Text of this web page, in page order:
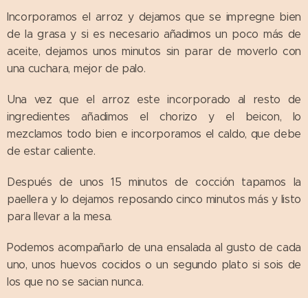
Incorporamos el arroz y dejamos que se impregne bien
de la grasa y si es necesario añadimos un poco más de
aceite, dejamos unos minutos sin parar de moverlo con
una cuchara, mejor de palo.
Una vez que el arroz este incorporado al resto de
ingredientes añadimos el chorizo y el beicon, lo
mezclamos todo bien e incorporamos el caldo, que debe
de estar caliente.
Después de unos 15 minutos de cocción tapamos la
paellera y lo dejamos reposando cinco minutos más y listo
para llevar a la mesa.
Podemos acompañarlo de una ensalada al gusto de cada
uno, unos huevos cocidos o un segundo plato si sois de
los que no se sacian nunca.